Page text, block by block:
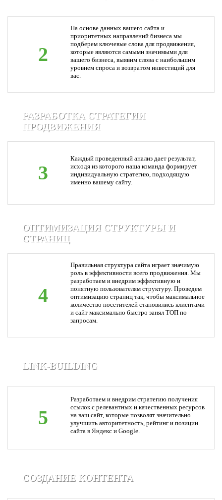
2
На основе данных вашего сайта и
приоритетных направлений бизнеса мы
подберем ключевые слова для продвижения,
которые являются самыми значимыми для
вашего бизнеса, выявим слова с наибольшим
уровнем спроса и возвратом инвестиций для
вас.
РАЗРАБОТКА СТРАТЕГИИ
ПРОДВИЖЕНИЯ
3
Каждый проведенный анализ дает результат,
исходя из которого наша команда формирует
индивидуальную стратегию, подходящую
именно вашему сайту.
ОПТИМИЗАЦИЯ СТРУКТУРЫ И
СТРАНИЦ
4
Правильная структура сайта играет значимую
роль в эффективности всего продвижения. Мы
разработаем и внедрим эффективную и
понятную пользователям структуру. Проведем
оптимизацию страниц так, чтобы максимальное
количество посетителей становились клиентами
и сайт максимально быстро занял ТОП по
запросам.
LINK-BUILDING
5
Разработаем и внедрим стратегию получения
ссылок с релевантных и качественных ресурсов
на ваш сайт, которые позволят значительно
улучшить авторитетность, рейтинг и позиции
сайта в Яндекс и Google.
СОЗДАНИЕ КОНТЕНТА